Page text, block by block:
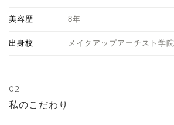
美容歴 8年
出身校 メイクアップアーチスト学院
02
私のこだわり